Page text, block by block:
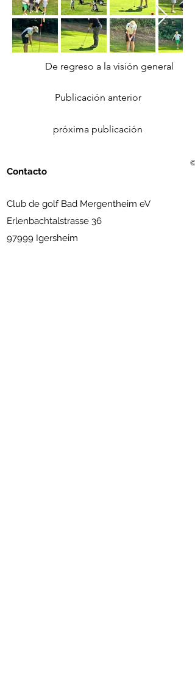
De regreso a la visión general
Publicación anterior
próxima publicación
Contacto
Club de golf Bad Mergentheim eV
Erlenbachtalstrasse 36
97999 Igersheim